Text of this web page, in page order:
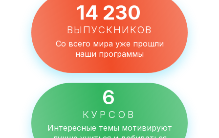
Со всего мира уже прошли
наши программы
Интересные темы мотивируют
6
КУРСОВ
14 230
ВЫПУСКНИКОВ